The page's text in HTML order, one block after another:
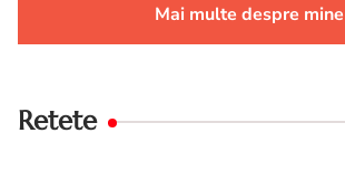
Mai multe despre mine
Retete